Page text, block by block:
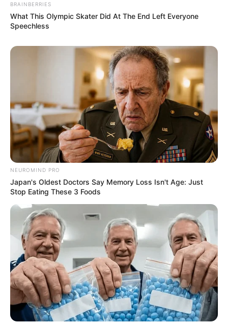
BRAINBERRIES
What This Olympic Skater Did At The End Left Everyone
Speechless
NEUROMIND PRO
Japan's Oldest Doctors Say Memory Loss Isn't Age: Just
Stop Eating These 3 Foods